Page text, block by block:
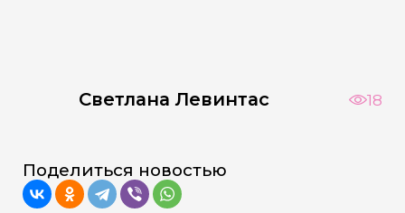
Светлана Левинтас 18
Поделиться новостью